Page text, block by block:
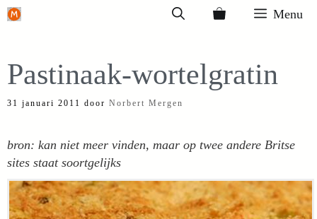
Ga
inhoud
Menu
Pastinaak-wortelgratin
31 januari 2011 door Norbert Mergen
bron: kan niet meer vinden, maar op twee andere Britse
sites staat soortgelijks